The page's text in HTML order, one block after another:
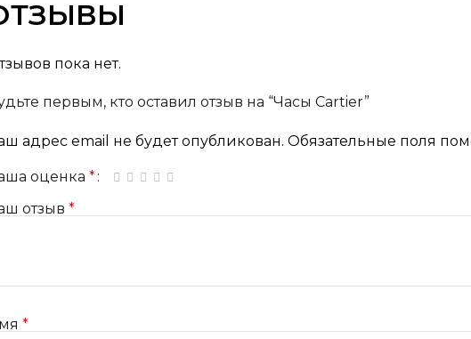
пока нет.
первым, кто оставил отзыв на “Часы Cartier”
адрес email не будет опубликован. Обязательные поля
оценка * 1 из 5 звёзд
2 из 5 звёзд
3 из 5 звёзд
4 из 5 звёзд
отзыв *
*